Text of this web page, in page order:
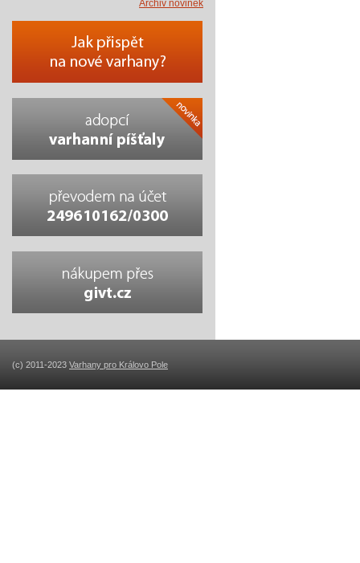
Archiv novinek
(c) 2011-2023 Varhany pro Královo Pole